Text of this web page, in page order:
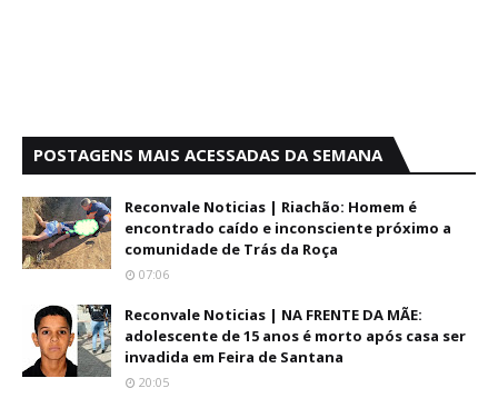
POSTAGENS MAIS ACESSADAS DA SEMANA
Reconvale Noticias | Riachão: Homem é
encontrado caído e inconsciente próximo a
comunidade de Trás da Roça
07:06
Reconvale Noticias | NA FRENTE DA MÃE:
adolescente de 15 anos é morto após casa ser
invadida em Feira de Santana
20:05